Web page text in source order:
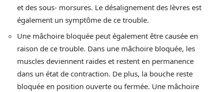
et des sous- morsures. Le désalignement des lèvres est
également un symptôme de ce trouble.
Une mâchoire bloquée peut également être causée en
raison de ce trouble. Dans une mâchoire bloquée, les
muscles deviennent raides et restent en permanence
dans un état de contraction. De plus, la bouche reste
bloquée en position ouverte ou fermée. Une mâchoire